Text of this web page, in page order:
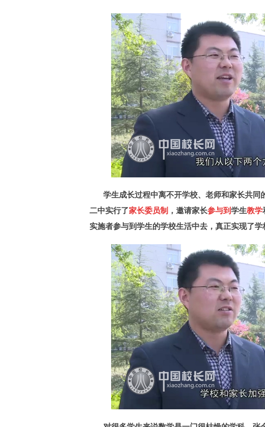
学生成长过程中离不开学校、老师和家长共
二中实行了家长委员制 ，邀请家长参与到学生教学
实施者参与到学生的学校生活中去，真正实现了